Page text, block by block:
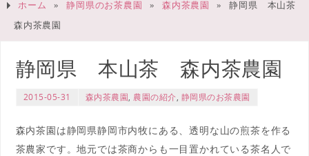
ホーム » 静岡県のお茶農園 » 森内茶農園 »
静岡県 本山茶
森内茶農園
静岡県 本山茶 森内茶農園
2015-05-31 森内茶農園, 農園の紹介, 静岡県のお茶農園
森内茶園は静岡県静岡市内牧にある、透明な山の煎茶を作る
茶農家です。地元では茶商からも一目置かれている茶名人で